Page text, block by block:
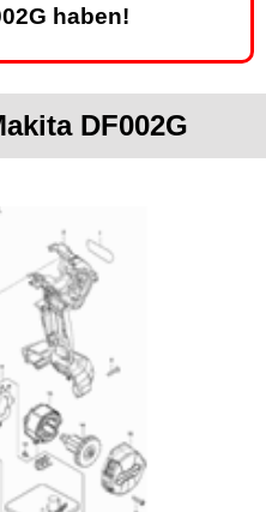
haben!
DF002G